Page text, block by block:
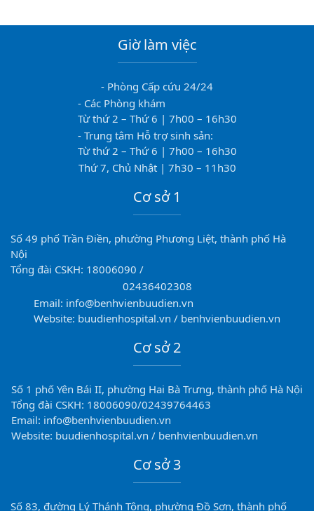
Giờ làm việc
- Phòng Cấp cứu 24/24
- Các Phòng khám
Từ thứ 2 – Thứ 6 | 7h00 – 16h30
- Trung tâm Hỗ trợ sinh sản:
Từ thứ 2 – Thứ 6 | 7h00 – 16h30
Thứ 7, Chủ Nhật | 7h30 – 11h30
Cơ sở 1
Số 49 phố Trần Điền, phường Phương Liệt, thành phố Hà
Nội
Tổng đài CSKH: 18006090 /
02436402308
Email: info@benhvienbuudien.vn
Website: buudienhospital.vn / benhvienbuudien.vn
Cơ sở 2
Số 1 phố Yên Bái II, phường Hai Bà Trưng, thành phố Hà Nội
Tổng đài CSKH: 18006090/02439764463
Email: info@benhvienbuudien.vn
Website: buudienhospital.vn / benhvienbuudien.vn
Cơ sở 3
Số 83, đường Lý Thánh Tông, phường Đồ Sơn, thành phố